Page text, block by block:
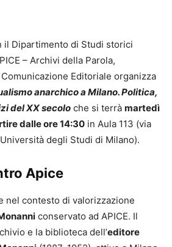
il Dipartimento di Studi storici
– Archivi della Parola,
Editoriale organizza
anarchico a Milano. Politica,
del XX secolo che si terrà martedì
dalle ore 14:30 in Aula 113 (via
degli Studi di Milano).
Apice
nel contesto di valorizzazione
conservato ad APICE. Il
e la biblioteca dell’editore